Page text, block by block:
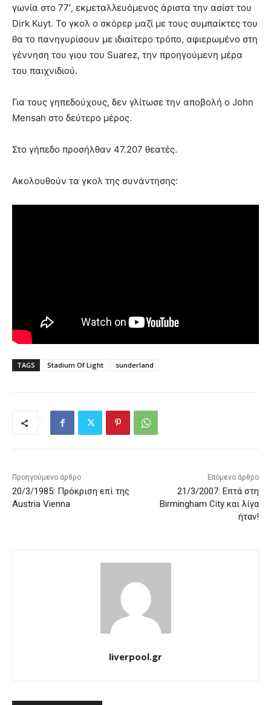
γωνία στο 77′, εκμεταλλευόμενος άριστα την ασίστ του
Dirk Kuyt. Το γκολ ο σκόρερ μαζί με τους συμπαίκτες του
θα το πανηγυρίσουν με ιδιαίτερο τρόπο, αφιερωμένο στη
γέννηση του γιου του Suarez, την προηγούμενη μέρα
του παιχνιδιού.
Για τους γηπεδούχους, δεν γλίτωσε την αποβολή ο John
Mensah στο δεύτερο μέρος.
Στο γήπεδο προσήλθαν 47.207 θεατές.
Ακολουθούν τα γκολ της συνάντησης:
TAGS Stadium Of Light sunderland
Προηγούμενο άρθρο
20/3/1985: Πρόκριση επί της
Austria Vienna
Επόμενο άρθρο
21/3/2007: Επτά στη
Birmingham City και λίγα
ήταν!
liverpool.gr